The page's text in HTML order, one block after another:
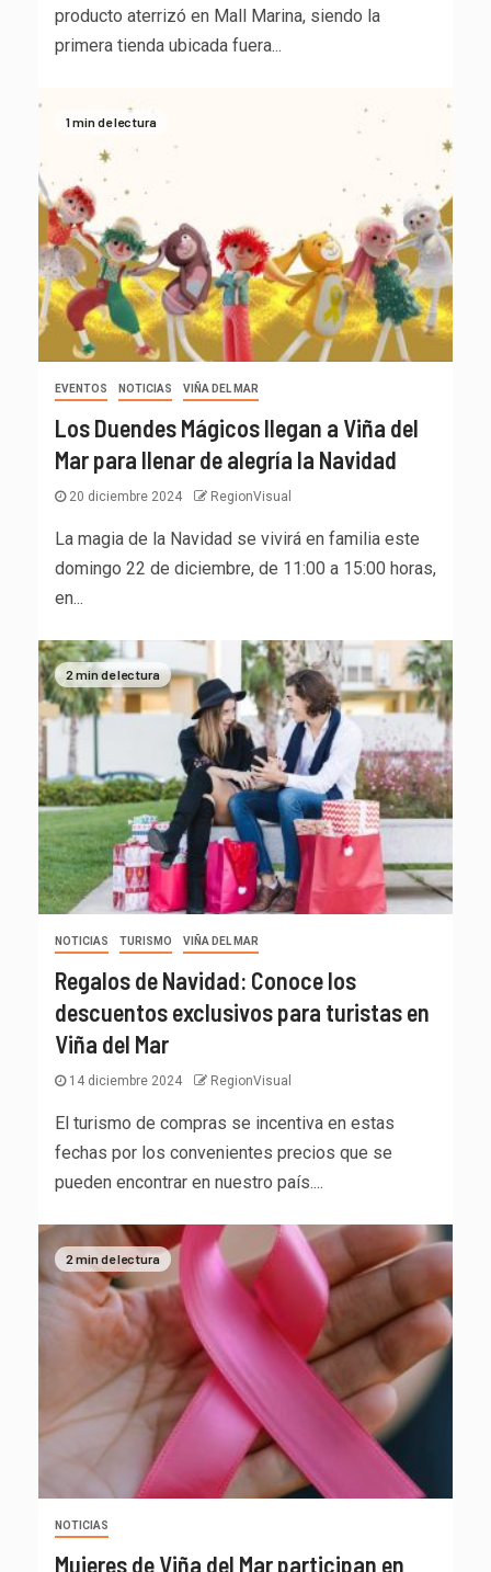
producto aterrizó en Mall Marina, siendo la
primera tienda ubicada fuera...
1 min de lectura
EVENTOS NOTICIAS VIÑA DEL MAR
Los Duendes Mágicos llegan a Viña del
Mar para llenar de alegría la Navidad
20 diciembre 2024 RegionVisual
La magia de la Navidad se vivirá en familia este
domingo 22 de diciembre, de 11:00 a 15:00 horas,
en...
2 min de lectura
NOTICIAS TURISMO VIÑA DEL MAR
Regalos de Navidad: Conoce los
descuentos exclusivos para turistas en
Viña del Mar
14 diciembre 2024 RegionVisual
El turismo de compras se incentiva en estas
fechas por los convenientes precios que se
pueden encontrar en nuestro país....
2 min de lectura
NOTICIAS
Mujeres de Viña del Mar participan en